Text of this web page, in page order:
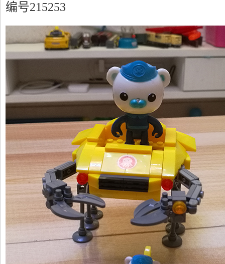
编号215253